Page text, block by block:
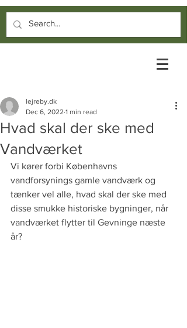
Hvad skal der ske med
Vandværket
lejreby.dk
Dec 6, 2022 1 min read
Vi kører forbi Københavns
vandforsynings gamle vandværk og
tænker vel alle, hvad skal der ske med
disse smukke historiske bygninger, når
vandværket flytter til Gevninge næste
år?